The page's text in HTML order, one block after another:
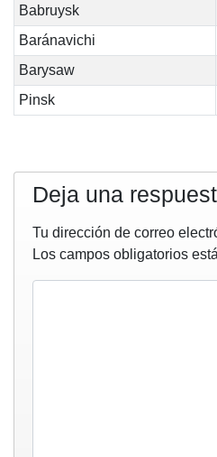
Babruysk
Baránavichi
Barysaw
Pinsk
Deja una
Tu dirección de correo
Los campos obligatorios